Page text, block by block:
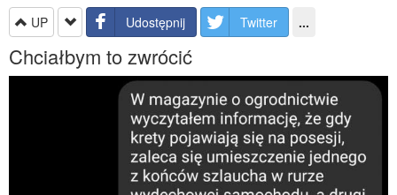
UP Udostępnij Twitter ...
Chciałbym to zwrócić